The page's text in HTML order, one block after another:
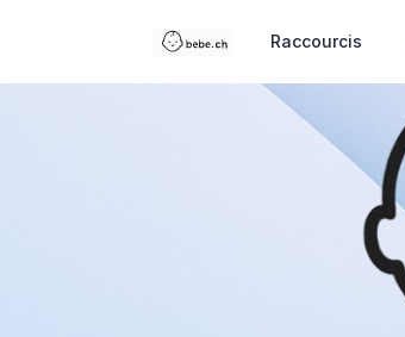
Raccourcis